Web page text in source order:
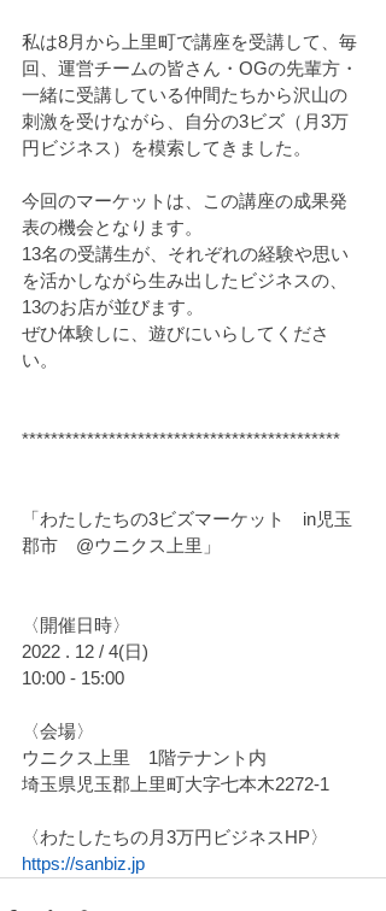
私は8月から上里町で講座を受講して、毎
回、運営チームの皆さん・OGの先輩方・
一緒に受講している仲間たちから沢山の
刺激を受けながら、自分の3ビズ（月3万
円ビジネス）を模索してきました。
今回のマーケットは、この講座の成果発
表の機会となります。
13名の受講生が、それぞれの経験や思い
を活かしながら生み出したビジネスの、
13のお店が並びます。
ぜひ体験しに、遊びにいらしてくださ
い。
********************************************
「わたしたちの3ビズマーケット　in児玉
郡市　@ウニクス上里」
〈開催日時〉
2022 . 12 / 4(日)
10:00 - 15:00
〈会場〉
ウニクス上里　1階テナント内
埼玉県児玉郡上里町大字七本木2272-1
〈わたしたちの月3万円ビジネスHP〉
https://sanbiz.jp